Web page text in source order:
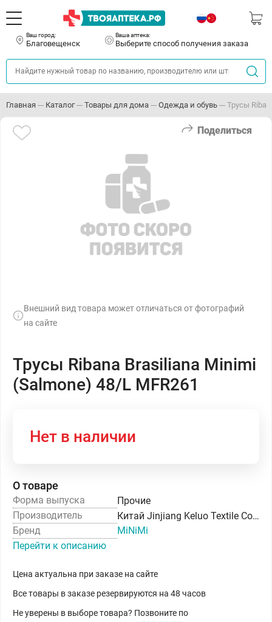
Ваш город:
Благовещенск
Ваша аптека:
Выберите способ получения заказа
Главная Каталог Товары для дома Одежда и обувь Трусы
Поделиться
Внешний вид товара может отличаться от фотографий
на сайте
Трусы Ribana Brasiliana Minimi
(Salmone) 48/L MFR261
Нет в наличии
О товаре
Форма выпуска
Прочие
Производитель
Китай Jinjiang Keluo Textile Co. Ltd
Бренд
MiNiMi
Перейти к описанию
Цена актуальна при заказе на сайте
Все товары в заказе резервируются на 48 часов
Не уверены в выборе товара? Позвоните по